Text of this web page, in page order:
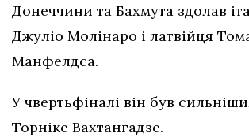
Донеччини та Бахмута здолав
Джуліо Молінаро і латвійця
Манфелдса.
У чвертьфіналі він був
Торніке Вахтангадзе.